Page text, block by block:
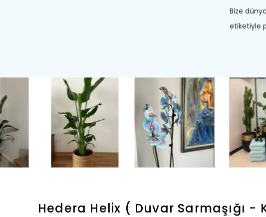
Bize
etiketiyle
Hedera Helix ( Duvar Sarmaşığı